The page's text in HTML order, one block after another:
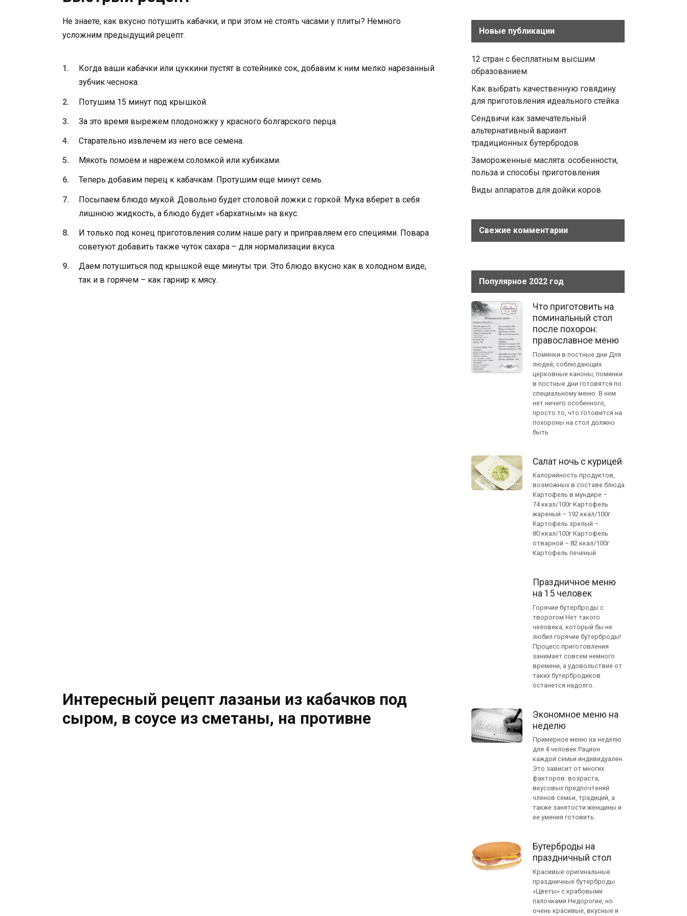
Не знаете, как вкусно потушить кабачки, и при этом не стоять часами у плиты? Немного
усложним предыдущий рецепт.
Когда ваши кабачки или цуккини пустят в сотейнике сок, добавим к ним мелко нарезанный
зубчик чеснока.
Потушим 15 минут под крышкой.
За это время вырежем плодоножку у красного болгарского перца.
Старательно извлечем из него все семена.
Мякоть помоем и нарежем соломкой или кубиками.
Теперь добавим перец к кабачкам. Протушим еще минут семь.
Посыпаем блюдо мукой. Довольно будет столовой ложки с горкой. Мука вберет в себя
лишнюю жидкость, а блюдо будет «бархатным» на вкус.
И только под конец приготовления солим наше рагу и приправляем его специями. Повара
советуют добавить также чуток сахара – для нормализации вкуса.
Даем потушиться под крышкой еще минуты три. Это блюдо вкусно как в холодном виде,
так и в горячем – как гарнир к мясу.
Интересный рецепт лазаньи из кабачков под
сыром, в соусе из сметаны, на противне
Новые публикации
12 стран с бесплатным высшим
образованием
Как выбрать качественную говядину
для приготовления идеального стейка
Сендвичи как замечательный
альтернативный вариант
традиционных бутербродов
Замороженные маслята: особенности,
польза и способы приготовления
Виды аппаратов для дойки коров
Свежие комментарии
Популярное 2022 год
Что приготовить на
поминальный стол
после похорон:
православное меню
Поминки в постные дни Для
людей, соблюдающих
церковные каноны, поминки
в постные дни готовятся по
специальному меню. В нем
нет ничего особенного,
просто то, что готовится на
похороны на стол должно
быть
Салат ночь с курицей
Калорийность продуктов,
возможных в составе блюда
Картофель в мундире –
74 ккал/100г Картофель
жареный – 192 ккал/100г
Картофель зрелый –
80 ккал/100г Картофель
отварной – 82 ккал/100г
Картофель печеный
Праздничное меню
на 15 человек
Горячие бутерброды с
творогом Нет такого
человека, который бы не
любил горячие бутерброды!
Процесс приготовления
занимает совсем немного
времени, а удовольствие от
таких бутербродиков
останется надолго.
Экономное меню на
неделю
Примерное меню на неделю
для 4 человек Рацион
каждой семьи индивидуален.
Это зависит от многих
факторов: возраста,
вкусовых предпочтений
членов семьи, традиций, а
также занятости женщины и
ее умения готовить.
Бутерброды на
праздничный стол
Красивые оригинальные
праздничные бутерброды
«Цветы» с крабовыми
палочками Недорогие, но
очень красивые, вкусные и